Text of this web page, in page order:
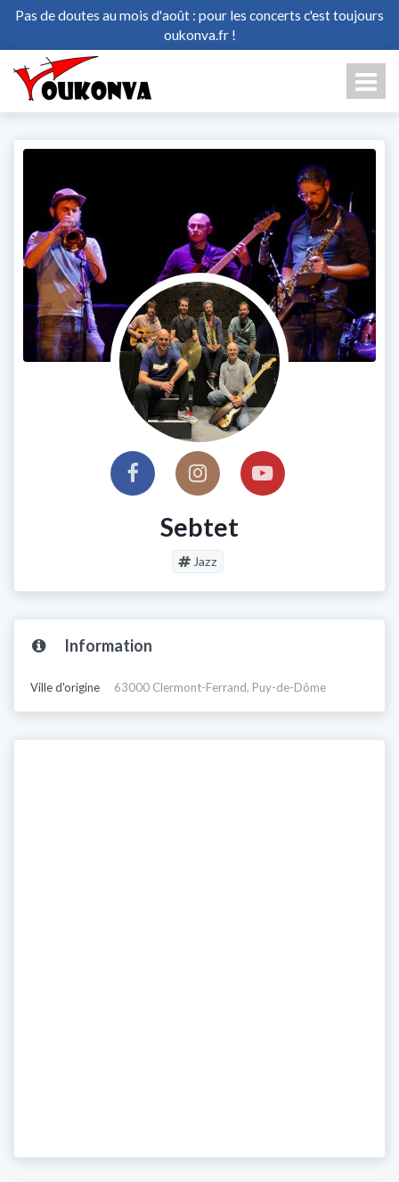
Pas de doutes au mois d'août : pour les concerts c'est toujours
oukonva.fr !
Sebtet
Jazz
Information
Ville d'origine 63000 Clermont-Ferrand, Puy-de-Dôme